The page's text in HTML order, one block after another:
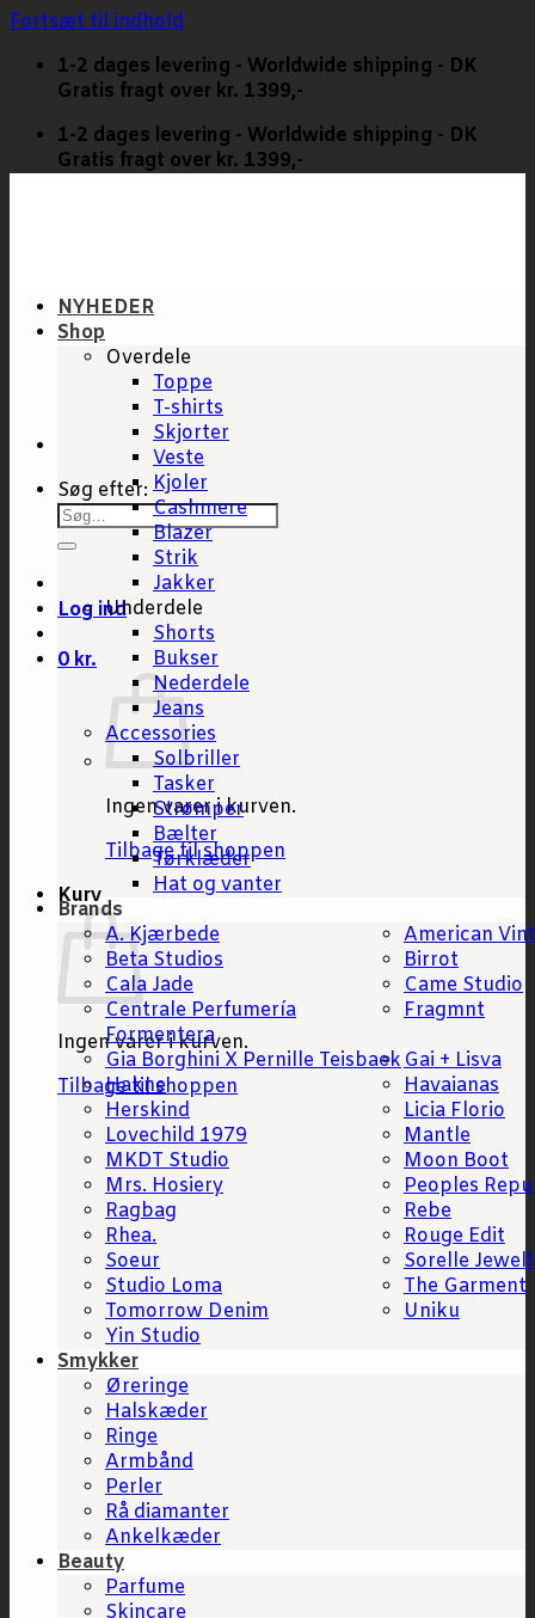
Fortsæt til indhold
1-2 dages levering - Worldwide shipping - DK
Gratis fragt over kr. 1399,-
1-2 dages levering - Worldwide shipping - DK
Gratis fragt over kr. 1399,-
Søg efter:
Log ind
0 kr.
Ingen varer i kurven.
Tilbage til shoppen
Kurv
Ingen varer i kurven.
Tilbage til shoppen
NYHEDER
Shop
Overdele
Toppe
T-shirts
Skjorter
Veste
Kjoler
Cashmere
Blazer
Strik
Jakker
Underdele
Shorts
Bukser
Nederdele
Jeans
Accessories
Solbriller
Tasker
Strømper
Bælter
Tørklæder
Hat og vanter
Brands
A. Kjærbede
American
Beta Studios
Birrot
Cala Jade
Came Studio
Centrale Perfumería
Formentera
Fragmnt
Gia Borghini X Pernille Teisbaek Gai + Lisva
Hakne
Havaianas
Herskind
Licia Florio
Lovechild 1979
Mantle
MKDT Studio
Moon Boot
Mrs. Hosiery
Peoples
Ragbag
Rebe
Rhea.
Rouge Edit
Soeur
Sorelle
Studio Loma
The Garment
Tomorrow Denim
Uniku
Yin Studio
Smykker
Øreringe
Halskæder
Ringe
Armbånd
Perler
Rå diamanter
Ankelkæder
Beauty
Parfume
Skincare